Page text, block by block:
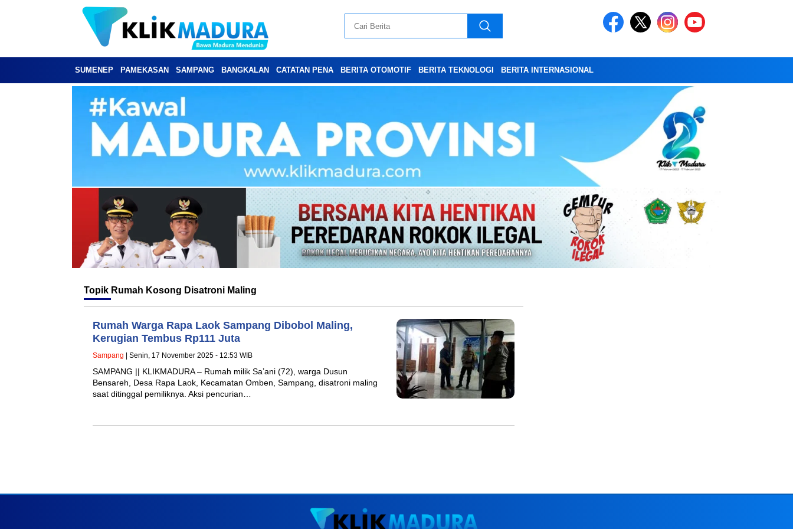
SUMENEP PAMEKASAN SAMPANG BANGKALAN CATATAN PENA BERITA OTOMOTIF BERITA TEKNOLOGI BERITA INTERNASIONAL
Topik Rumah Kosong Disatroni Maling
Rumah Warga Rapa Laok Sampang Dibobol Maling,
Kerugian Tembus Rp111 Juta
Sampang | Senin, 17 November 2025 - 12:53 WIB
SAMPANG || KLIKMADURA – Rumah milik Sa’ani (72), warga Dusun
Bensareh, Desa Rapa Laok, Kecamatan Omben, Sampang, disatroni maling
saat ditinggal pemiliknya. Aksi pencurian…